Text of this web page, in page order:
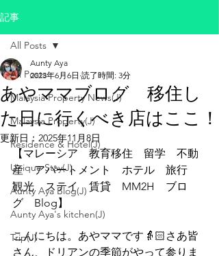
記事
All Posts
Malaysia Property News(J)
Malaysia Property(J)
Residence & Hotel(J)
Unique Stay(J)
Aunty Aya Blog(J)
Aunty Aya's kitchen(J)
Trip(J)
All Posts
あやママブログ 移住し
た日に行くべき店はここ！
Aunty Aya
2023年6月6日 読了時間: 3分
更新日： 2025年11月8日
【マレーシア　教育移住　留学　不動
産　アパートメント　ホテル　旅行
観光　ステイ　賃貸　MM2H　ブロ
グ　Blog】
こんにちは。あやママです👵🏻さあ皆
さん、ドリアンの季節がやって参りま